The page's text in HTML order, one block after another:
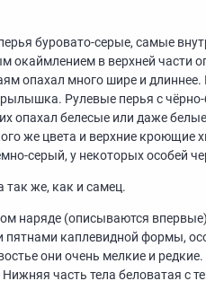
буровато-серые, самые
окаймлением в верхней
опахал много шире и
Рулевые перья с
опахал белесые или даже
же цвета и верхние
серый, у некоторых особей
же, как и самец.
наряде (описываются
пятнами каплевидной формы,
они очень мелкие и
Нижняя часть тела беловатая